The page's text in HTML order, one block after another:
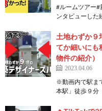
#ルームツアー#
ンタビューし
土地わずか９
てか細いにも
物件の紹介）
2023.04.06
※動画内で駅ま
本駅」徒歩９